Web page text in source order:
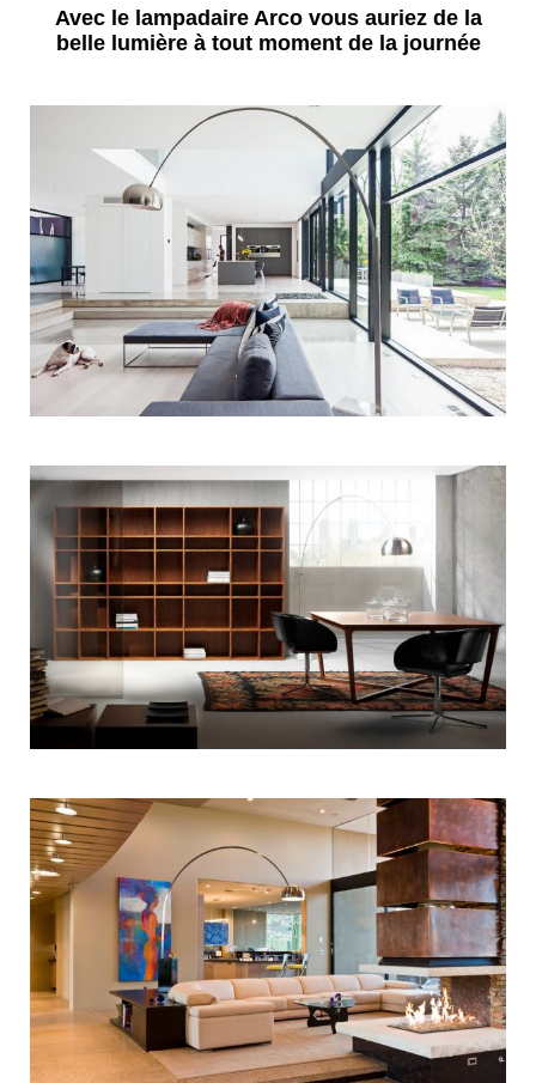
Avec le lampadaire Arco vous auriez de la
belle lumière à tout moment de la journée